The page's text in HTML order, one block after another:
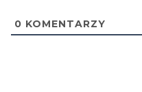
0 KOMENTARZY